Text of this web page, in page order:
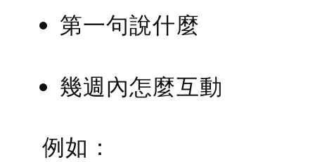
第一句說什麼
幾週內怎麼互動
例如：